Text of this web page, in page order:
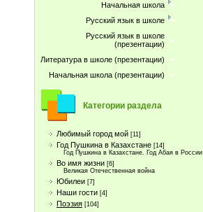
Начальная школа
Русский язык в школе
Русский язык в школе
(презентации)
Литература в школе (презентации)
Начальная школа (презентации)
Категории раздела
Любимый город мой [11]
Год Пушкина в Казахстане [14]
Год Пушкина в Казахстане. Год Абая в России
Во имя жизни [6]
Великая Отечественная война
Юбилеи [7]
Наши гости [4]
Поэзия [104]